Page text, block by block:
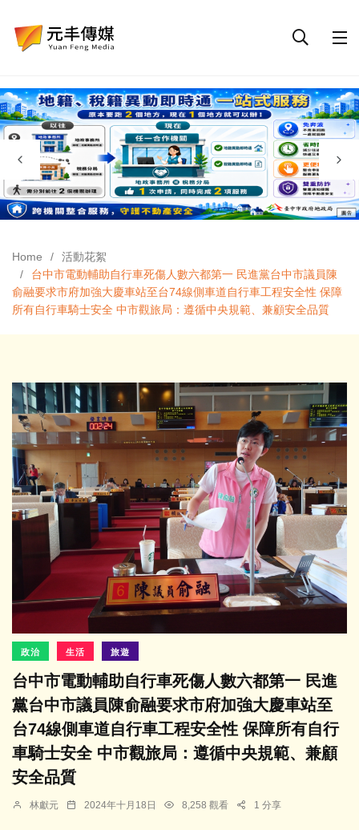
Home
活動花絮
台中市電動輔助自行車死傷人數六都第一 民進黨台中市議員陳
俞融要求市府加強大慶車站至台74線側車道自行車工程安全性 保障
所有自行車騎士安全 中市觀旅局：遵循中央規範、兼顧安全品質
政治 生活 旅遊
台中市電動輔助自行車死傷人數六都第一 民進
黨台中市議員陳俞融要求市府加強大慶車站至
台74線側車道自行車工程安全性 保障所有自行
車騎士安全 中市觀旅局：遵循中央規範、兼顧
安全品質
林獻元 2024年十月18日 8,258 觀看 1 分享